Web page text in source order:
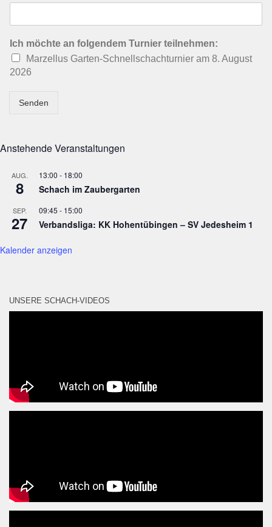
Ich möchte an folgendem Turnier teilnehmen:
Marzellus Garten-Schnellschachturnier am 8. August
2026
Senden
Anstehende Veranstaltungen
AUG.
8
13:00 - 18:00
Schach im Zaubergarten
SEP.
27
09:45 - 15:00
Verbandsliga: KK Hohentübingen – SV Jedesheim 1
Kalender anzeigen
UNSERE SCHACH-VIDEOS